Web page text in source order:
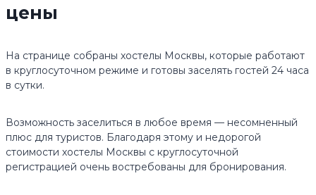
цены
На странице собраны хостелы Москвы, которые работают
в круглосуточном режиме и готовы заселять гостей 24 часа
в сутки.
Возможность заселиться в любое время — несомненный
плюс для туристов. Благодаря этому и недорогой
стоимости хостелы Москвы с круглосуточной
регистрацией очень востребованы для бронирования.